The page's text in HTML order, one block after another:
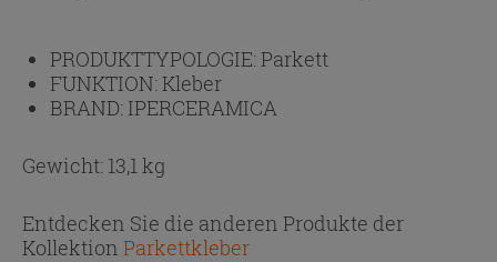
PRODUKTTYPOLOGIE:Parkett
FUNKTION:Kleber
BRAND: IPERCERAMICA
Gewicht: 13,1 kg
Entdecken Sie die anderen Produkte der
Kollektion Parkettkleber